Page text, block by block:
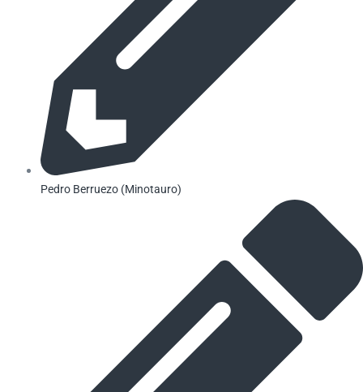
Pedro Berruezo (Minotauro)